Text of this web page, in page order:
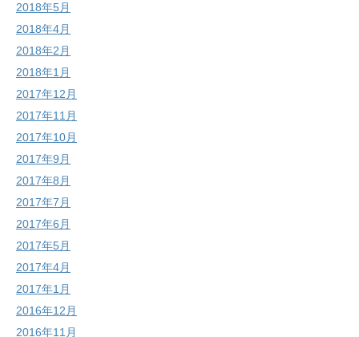
2018年5月
2018年4月
2018年2月
2018年1月
2017年12月
2017年11月
2017年10月
2017年9月
2017年8月
2017年7月
2017年6月
2017年5月
2017年4月
2017年1月
2016年12月
2016年11月